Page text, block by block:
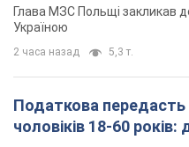
Глава МЗС Польщі закликав
Україною
2 часа назад 5,3 т.
Податкова передасть
чоловіків 18-60